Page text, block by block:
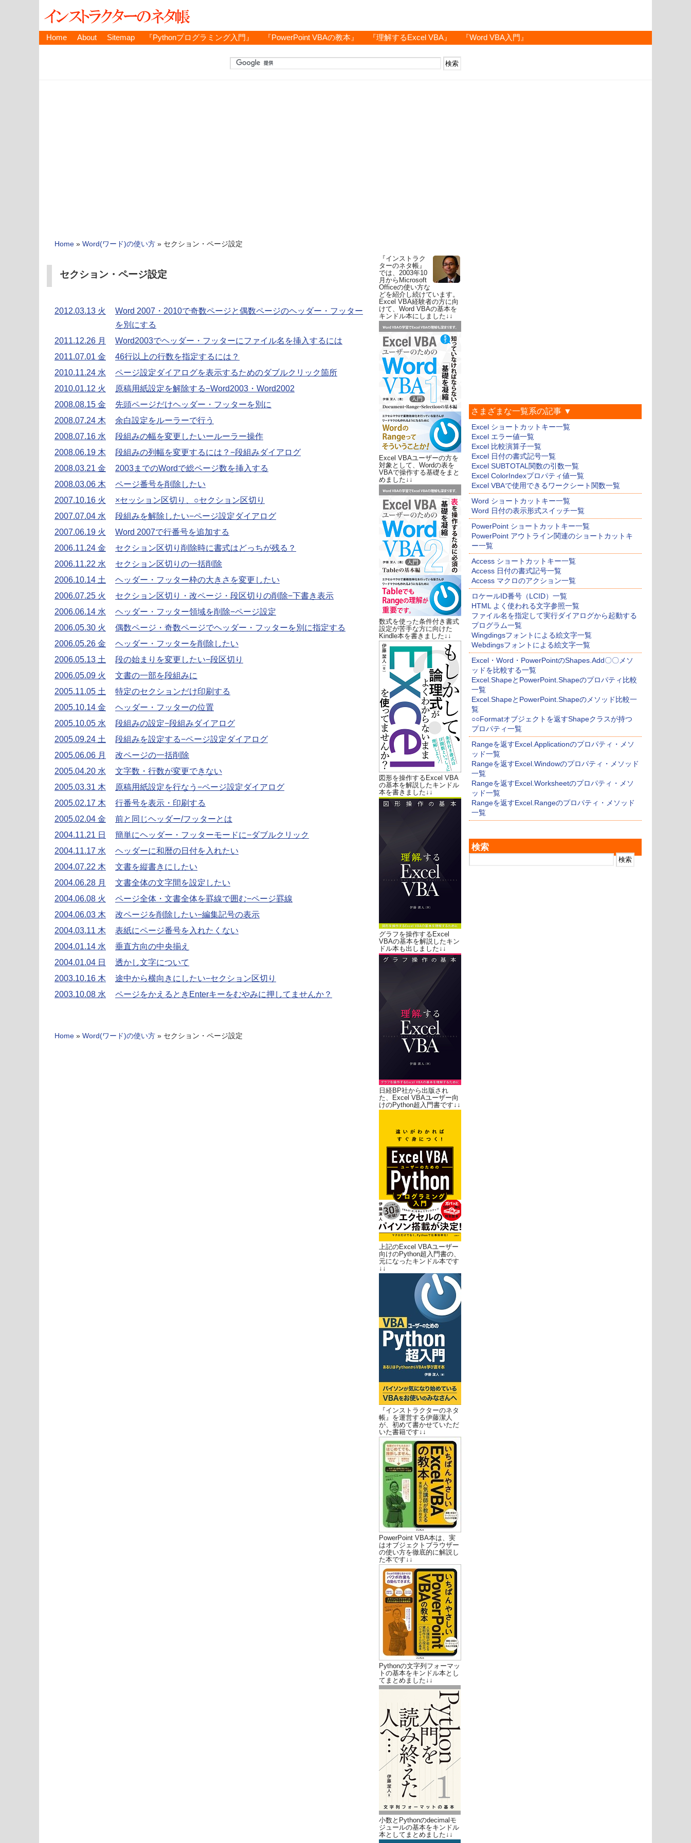
Home About Sitemap 『Pythonプログラミング入門』 『PowerPoint VBAの教本』 『理解するExcel VBA』 『Word VBA入門』
Home » Word(ワード)の使い方 » セクション・ページ設定
セクション・ページ設定
2012.03.13 火
Word 2007・2010で奇数ページと偶数ページのヘッダー・フッター
を別にする
2011.12.26 月
Word2003でヘッダー・フッターにファイル名を挿入するには
2011.07.01 金
46行以上の行数を指定するには？
2010.11.24 水
ページ設定ダイアログを表示するためのダブルクリック箇所
2010.01.12 火
原稿用紙設定を解除する−Word2003・Word2002
2008.08.15 金
先頭ページだけヘッダー・フッターを別に
2008.07.24 木
余白設定をルーラーで行う
2008.07.16 水
段組みの幅を変更したいールーラー操作
2008.06.19 木
段組みの列幅を変更するには？−段組みダイアログ
2008.03.21 金
2003までのWordで総ページ数を挿入する
2008.03.06 木
ページ番号を削除したい
2007.10.16 火
×セッション区切り、○セクション区切り
2007.07.04 水
段組みを解除したい−ページ設定ダイアログ
2007.06.19 火
Word 2007で行番号を追加する
2006.11.24 金
セクション区切り削除時に書式はどっちが残る？
2006.11.22 水
セクション区切りの一括削除
2006.10.14 土
ヘッダー・フッター枠の大きさを変更したい
2006.07.25 火
セクション区切り・改ページ・段区切りの削除−下書き表示
2006.06.14 水
ヘッダー・フッター領域を削除−ページ設定
2006.05.30 火
偶数ページ・奇数ページでヘッダー・フッターを別に指定する
2006.05.26 金
ヘッダー・フッターを削除したい
2006.05.13 土
段の始まりを変更したい−段区切り
2006.05.09 火
文書の一部を段組みに
2005.11.05 土
特定のセクションだけ印刷する
2005.10.14 金
ヘッダー・フッターの位置
2005.10.05 水
段組みの設定−段組みダイアログ
2005.09.24 土
段組みを設定する−ページ設定ダイアログ
2005.06.06 月
改ページの一括削除
2005.04.20 水
文字数・行数が変更できない
2005.03.31 木
原稿用紙設定を行なう−ページ設定ダイアログ
2005.02.17 木
行番号を表示・印刷する
2005.02.04 金
前と同じヘッダー/フッターとは
2004.11.21 日
簡単にヘッダー・フッターモードに−ダブルクリック
2004.11.17 水
ヘッダーに和暦の日付を入れたい
2004.07.22 木
文書を縦書きにしたい
2004.06.28 月
文書全体の文字間を設定したい
2004.06.08 火
ページ全体・文書全体を罫線で囲む−ページ罫線
2004.06.03 木
改ページを削除したい−編集記号の表示
2004.03.11 木
表紙にページ番号を入れたくない
2004.01.14 水
垂直方向の中央揃え
2004.01.04 日
透かし文字について
2003.10.16 木
途中から横向きにしたい−セクション区切り
2003.10.08 水
ページをかえるときEnterキーをむやみに押してませんか？
Home » Word(ワード)の使い方 » セクション・ページ設定
『インストラク
ターのネタ帳』
では、2003年10
月からMicrosoft
Officeの使い方な
どを紹介し続けています。
Excel VBA経験者の方に向
けて、Word VBAの基本を
キンドル本にしました↓↓
Excel VBAユーザーの方を
対象として、Wordの表を
VBAで操作する基礎をまと
めました↓↓
数式を使った条件付き書式
設定が苦手な方に向けた
Kindle本を書きました↓↓
図形を操作するExcel VBA
の基本を解説したキンドル
本を書きました↓↓
グラフを操作するExcel
VBAの基本を解説したキン
ドル本も出しました↓↓
日経BP社から出版され
た、Excel VBAユーザー向
けのPython超入門書です↓↓
上記のExcel VBAユーザー
向けのPython超入門書の、
元になったキンドル本です
↓↓
『インストラクターのネタ
帳』を運営する伊藤潔人
が、初めて書かせていただ
いた書籍です↓↓
PowerPoint VBA本は、実
はオブジェクトブラウザー
の使い方を徹底的に解説し
た本です↓↓
Pythonの文字列フォーマッ
トの基本をキンドル本とし
てまとめました↓↓
小数とPythonのdecimalモ
ジュールの基本をキンドル
本としてまとめました↓↓
さまざまな一覧系の記事 ▼
Excel ショートカットキー一覧
Excel エラー値一覧
Excel 比較演算子一覧
Excel 日付の書式記号一覧
Excel SUBTOTAL関数の引数一覧
Excel ColorIndexプロパティ値一覧
Excel VBAで使用できるワークシート関数一覧
Word ショートカットキー一覧
Word 日付の表示形式スイッチ一覧
PowerPoint ショートカットキー一覧
PowerPoint アウトライン関連のショートカットキ
ー一覧
Access ショートカットキー一覧
Access 日付の書式記号一覧
Access マクロのアクション一覧
ロケールID番号（LCID）一覧
HTML よく使われる文字参照一覧
ファイル名を指定して実行ダイアログから起動する
プログラム一覧
Wingdingsフォントによる絵文字一覧
Webdingsフォントによる絵文字一覧
Excel・Word・PowerPointのShapes.Add〇〇メソ
ッドを比較する一覧
Excel.ShapeとPowerPoint.Shapeのプロパティ比較
一覧
Excel.ShapeとPowerPoint.Shapeのメソッド比較一
覧
○○Formatオブジェクトを返すShapeクラスが持つ
プロパティ一覧
Rangeを返すExcel.Applicationのプロパティ・メソ
ッド一覧
Rangeを返すExcel.Windowのプロパティ・メソッド
一覧
Rangeを返すExcel.Worksheetのプロパティ・メソ
ッド一覧
Rangeを返すExcel.Rangeのプロパティ・メソッド
一覧
検索